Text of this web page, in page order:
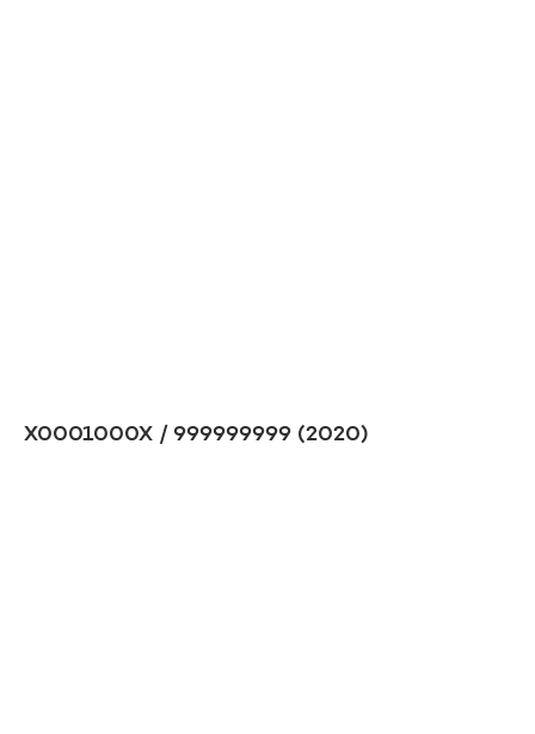
X0001000X / 999999999 (2020)